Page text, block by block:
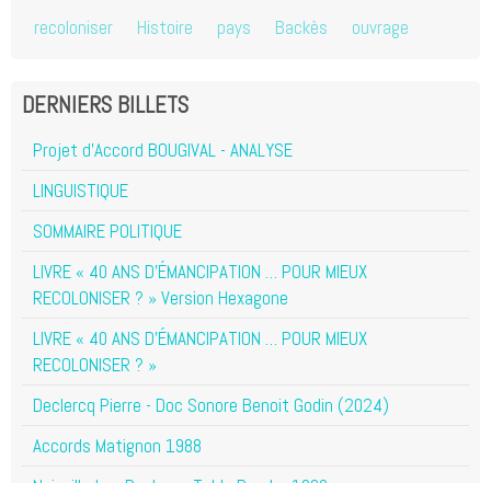
recoloniser
Histoire pays Backès ouvrage
DERNIERS BILLETS
Projet d'Accord BOUGIVAL - ANALYSE
LINGUISTIQUE
SOMMAIRE POLITIQUE
LIVRE « 40 ANS D’ÉMANCIPATION … POUR MIEUX
RECOLONISER ? » Version Hexagone
LIVRE « 40 ANS D’ÉMANCIPATION … POUR MIEUX
RECOLONISER ? »
Declercq Pierre - Doc Sonore Benoit Godin (2024)
Accords Matignon 1988